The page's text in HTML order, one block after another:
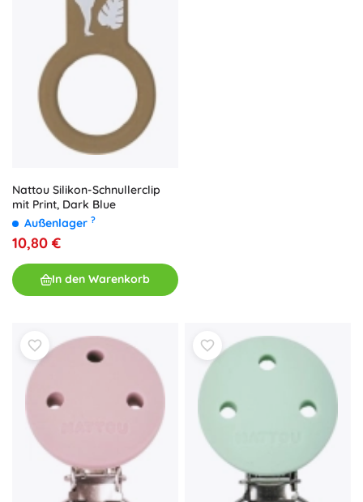
Nattou Silikon-Schnullerclip
mit Print, Dark Blue
Außenlager ?
10,80 €
In den Warenkorb